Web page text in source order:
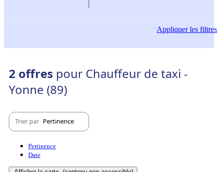
Appliquerles filtres
2 offres pour Chauffeur de taxi -
Yonne (89)
Trier par Pertinence
Pertinence
Date